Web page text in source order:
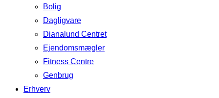
Bolig
Dagligvare
Dianalund Centret
Ejendomsmægler
Fitness Centre
Genbrug
Erhverv